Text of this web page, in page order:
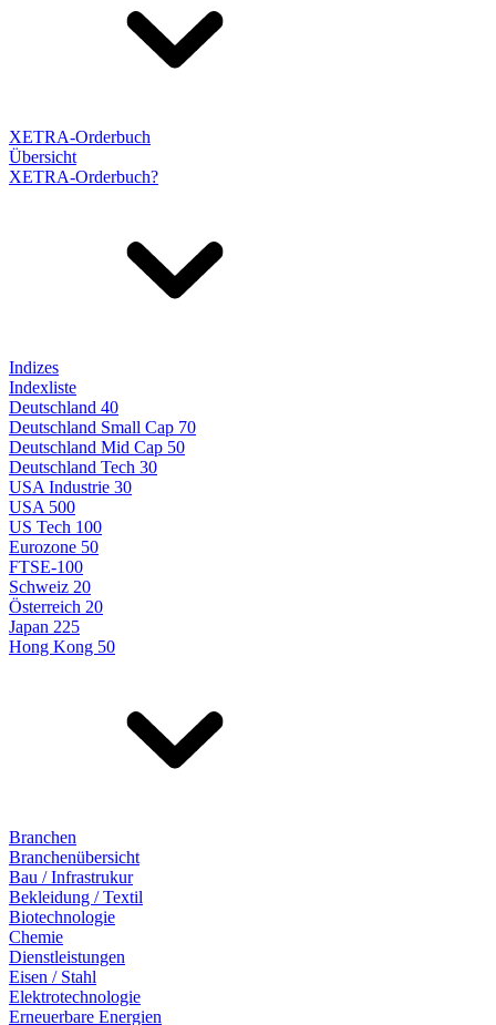
XETRA-Orderbuch
Übersicht
XETRA-Orderbuch?
Indizes
Indexliste
Deutschland 40
Deutschland Small Cap 70
Deutschland Mid Cap 50
Deutschland Tech 30
USA Industrie 30
USA 500
US Tech 100
Eurozone 50
FTSE-100
Schweiz 20
Österreich 20
Japan 225
Hong Kong 50
Branchen
Branchenübersicht
Bau / Infrastrukur
Bekleidung / Textil
Biotechnologie
Chemie
Dienstleistungen
Eisen / Stahl
Elektrotechnologie
Erneuerbare Energien